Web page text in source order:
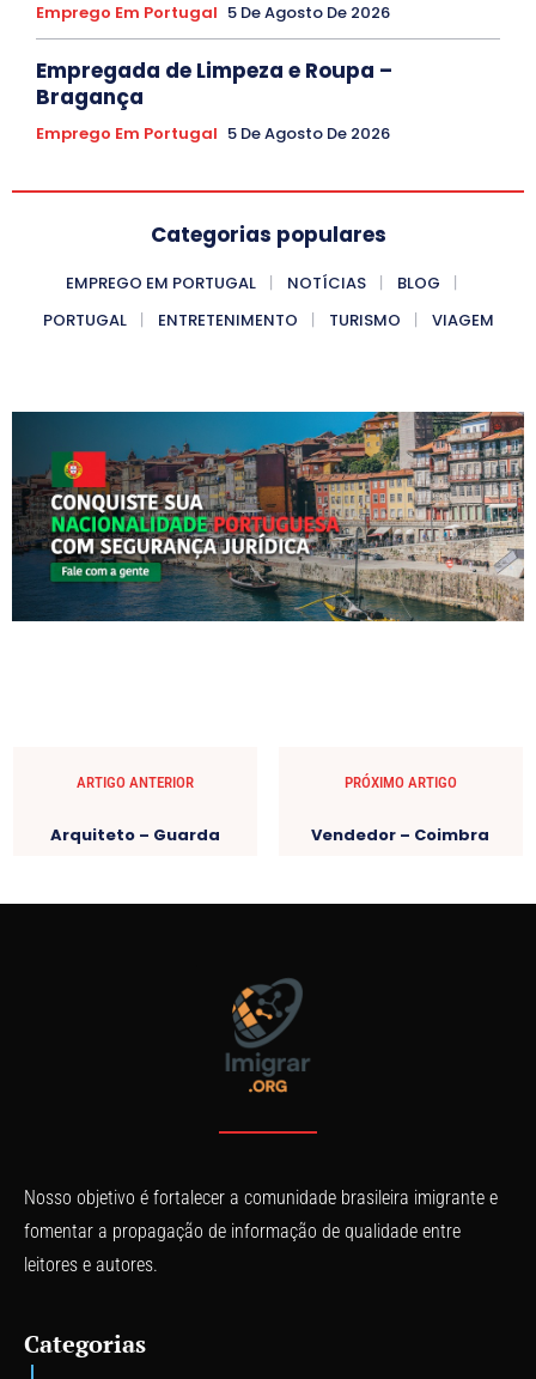
Emprego Em Portugal 5 De Agosto De 2026
Empregada de Limpeza e Roupa –
Bragança
Emprego Em Portugal 5 De Agosto De 2026
Categorias populares
EMPREGO EM PORTUGAL NOTÍCIAS
BLOG
PORTUGAL
ENTRETENIMENTO TURISMO VIAGEM
ARTIGO ANTERIOR
Arquiteto – Guarda
PRÓXIMO ARTIGO
Vendedor – Coimbra
Nosso objetivo é fortalecer a comunidade brasileira imigrante e
fomentar a propagação de informação de qualidade entre
leitores e autores.
Categorias